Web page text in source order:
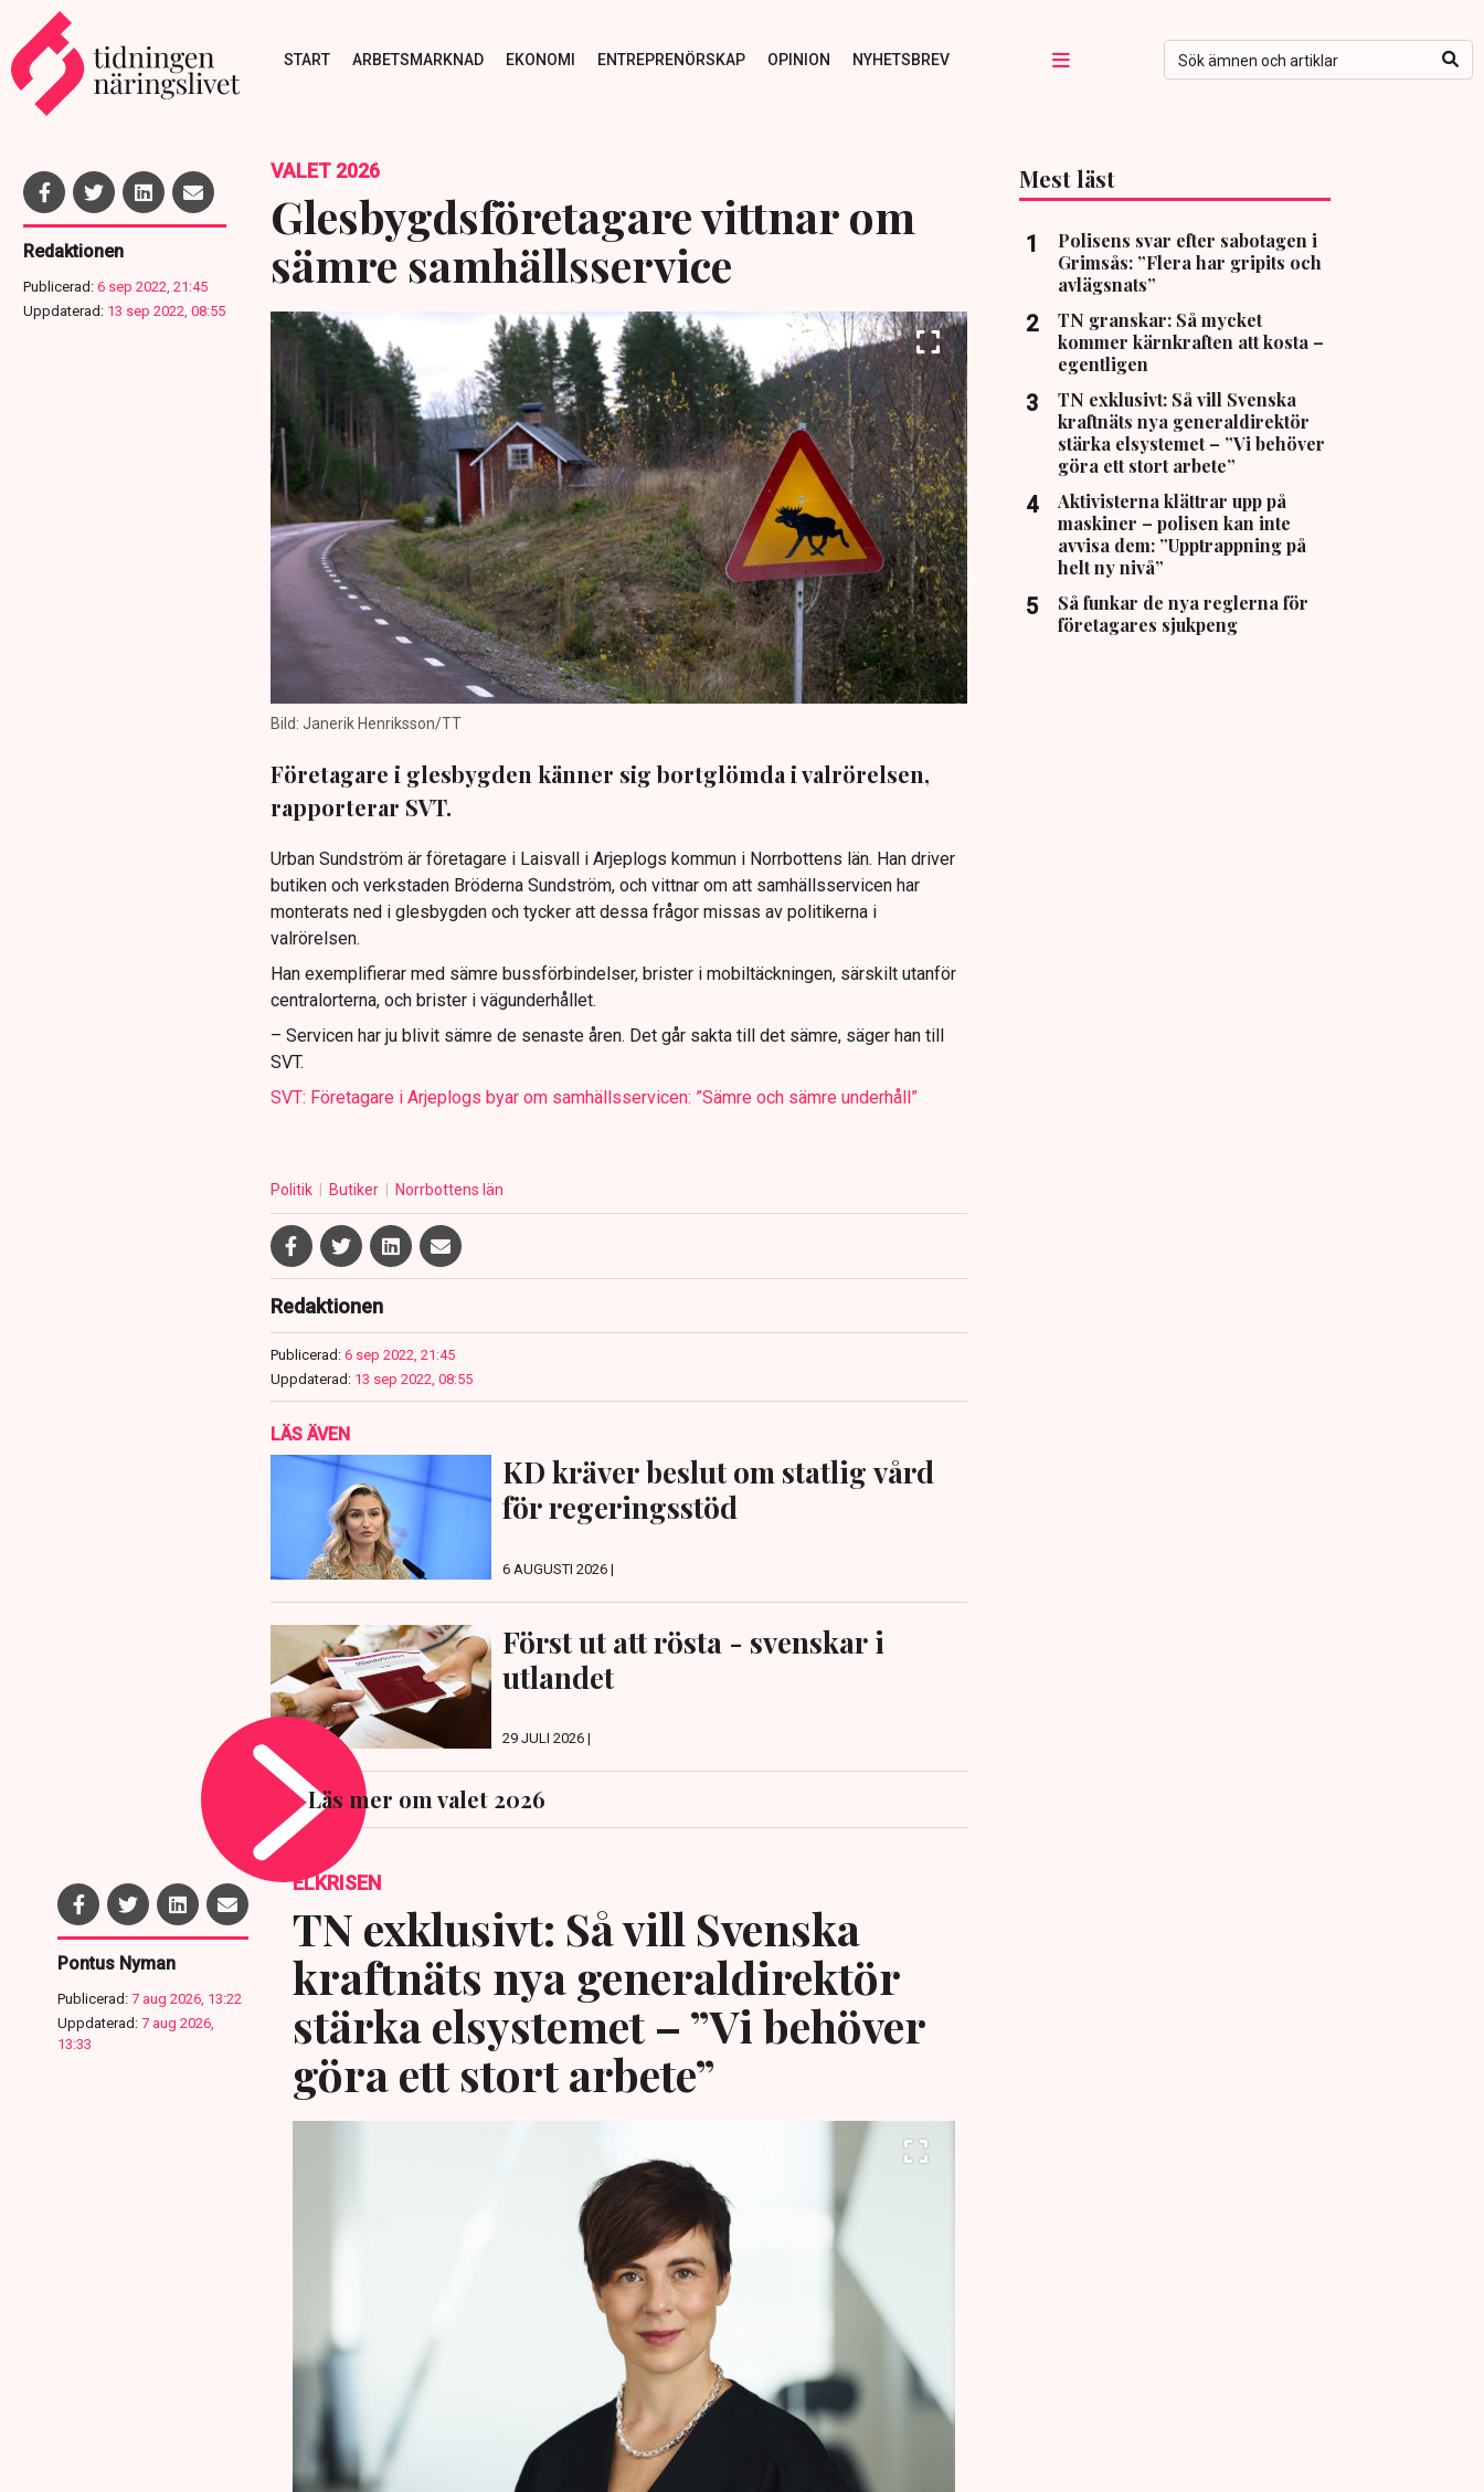
START ARBETSMARKNAD EKONOMI ENTREPRENÖRSKAP OPINION NYHETSBREV
Redaktionen
Publicerad: 6 sep 2022, 21:45
Uppdaterad: 13 sep 2022, 08:55
VALET 2026
Glesbygdsföretagare vittnar om
sämre samhällsservice
Bild: Janerik Henriksson/TT
Företagare i glesbygden känner sig bortglömda i valrörelsen,
rapporterar SVT.
Urban Sundström är företagare i Laisvall i Arjeplogs kommun i Norrbottens län. Han driver
butiken och verkstaden Bröderna Sundström, och vittnar om att samhällsservicen har
monterats ned i glesbygden och tycker att dessa frågor missas av politikerna i
valrörelsen.
Han exemplifierar med sämre bussförbindelser, brister i mobiltäckningen, särskilt utanför
centralorterna, och brister i vägunderhållet.
– Servicen har ju blivit sämre de senaste åren. Det går sakta till det sämre, säger han till
SVT.
SVT: Företagare i Arjeplogs byar om samhällsservicen: ”Sämre och sämre underhåll”
Politik Butiker Norrbottens län
Redaktionen
Publicerad: 6 sep 2022, 21:45
Uppdaterad: 13 sep 2022, 08:55
LÄS ÄVEN
KD kräver beslut om statlig vård
för regeringsstöd
6 AUGUSTI 2026 |
Först ut att rösta - svenskar i
utlandet
29 JULI 2026 |
Läs mer om valet 2026
Mest läst
Polisens svar efter sabotagen i
Grimsås: ”Flera har gripits och
avlägsnats”
TN granskar: Så mycket
kommer kärnkraften att kosta –
egentligen
TN exklusivt: Så vill Svenska
kraftnäts nya generaldirektör
stärka elsystemet – ”Vi behöver
göra ett stort arbete”
Aktivisterna klättrar upp på
maskiner – polisen kan inte
avvisa dem: ”Upptrappning på
helt ny nivå”
Så funkar de nya reglerna för
företagares sjukpeng
Pontus Nyman
Publicerad: 7 aug 2026, 13:22
Uppdaterad: 7 aug 2026,
13:33
ELKRISEN
TN exklusivt: Så vill Svenska
kraftnäts nya generaldirektör
stärka elsystemet – ”Vi behöver
göra ett stort arbete”